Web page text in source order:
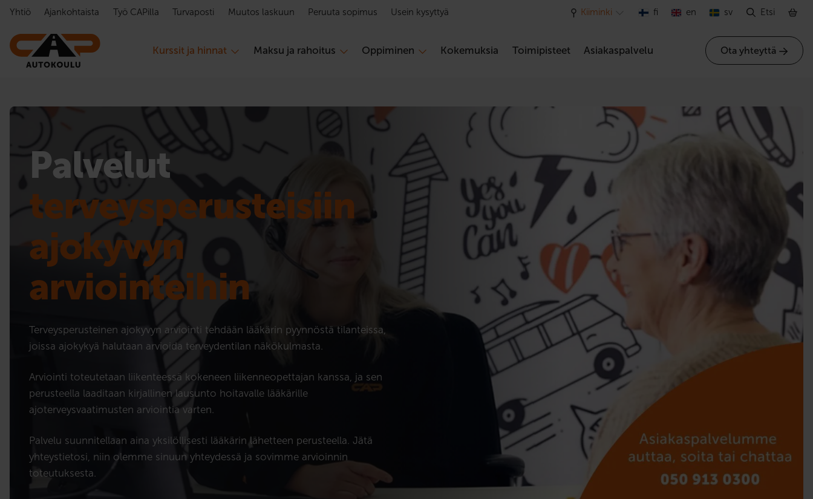
Hyppää sisältöön
Kurssit ja hinnat Maksu ja rahoitus Oppiminen Kokemuksia Toimipisteet Asiakaspalvelu Ota yhteyttä
Yhtiö Ajankohtaista Työ CAPilla Turvaposti Muutos laskuun Peruuta sopimus Usein kysyttyä Kiiminki fi en sv Etsi
Palvelut
terveysperusteisiin
ajokyvyn
arviointeihin
Terveysperusteinen ajokyvyn arviointi tehdään lääkärin pyynnöstä tilanteissa,
joissa ajokykyä halutaan arvioida terveydentilan näkökulmasta.
Arviointi toteutetaan liikenteessä kokeneen liikenneopettajan kanssa, ja sen
perusteella laaditaan kirjallinen lausunto hoitavalle lääkärille
ajoterveysvaatimusten arviointia varten.
Palvelu suunnitellaan aina yksilöllisesti lääkärin lähetteen perusteella. Jätä
yhteystietosi, niin olemme sinuun yhteydessä ja sovimme arvioinnin
toteutuksesta.